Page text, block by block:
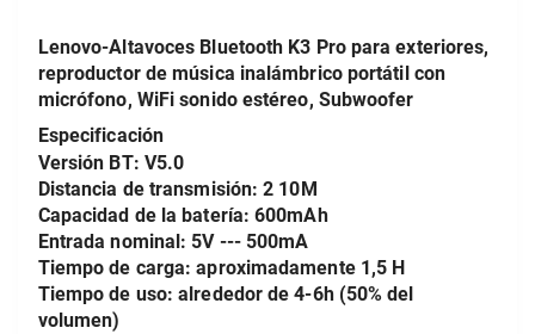
Lenovo-Altavoces Bluetooth K3 Pro para exteriores,
reproductor de música inalámbrico portátil con
micrófono, WiFi sonido estéreo, Subwoofer
Especificación
Versión BT: V5.0
Distancia de transmisión: 2 10M
Capacidad de la batería: 600mAh
Entrada nominal: 5V --- 500mA
Tiempo de carga: aproximadamente 1,5 H
Tiempo de uso: alrededor de 4-6h (50% del
volumen)